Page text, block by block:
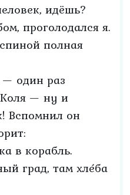
идёшь?
проголодался я.
полная
один раз
— ну и
Вспомнил он
в корабль.
град, там хле́ба